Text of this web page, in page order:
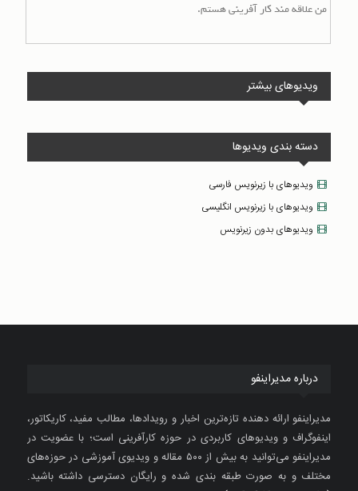
من علاقه مند کار آفرینی هستم.
ویدیوهای بیشتر
دسته بندی ویدیوها
ویدیوهای با زیرنویس فارسی
ویدیوهای با زیرنویس انگلیسی
ویدیوهای بدون زیرنویس
درباره مدیراینفو
مدیراینفو ارائه دهنده تازه‌ترین اخبار و رویدادها، مطالب مفید، کاریکاتور،
اینفوگراف و ویدیوهای کاربردی در حوزه کارآفرینی است؛ با عضویت در
مدیراینفو می‌توانید به بیش از ۵۰۰ مقاله و ویدیوی آموزشی در حوزه‌های
مختلف و به صورت طبقه بندی شده و رایگان دسترسی داشته باشید.